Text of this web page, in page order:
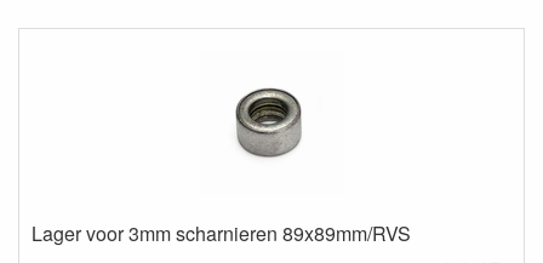
Lager voor 3mm scharnieren 89x89mm/RVS